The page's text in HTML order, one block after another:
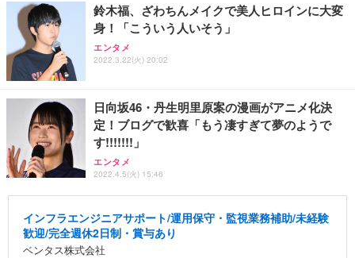
鈴木福、ざわちんメイクで美人ヒロインに大変
身！「こういう人いそう」
エンタメ
2022.3.22(火) 20:02
日向坂46・丹生明里原案の漫画がアニメ化決
定！ブログで歓喜「もう凄すぎて夢のようで
す!!!!!!!」
エンタメ
2022.4.5(火) 15:46
インフラエンジニアサポート/運用保守・監視業務補助/未経験
歓迎/完全週休2日制・賞与あり
ベンタス株式会社